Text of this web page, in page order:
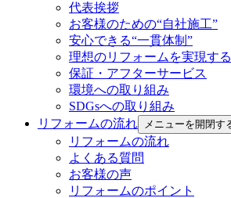
代表挨拶
お客様のための“自社施工”
安心できる“一貫体制”
理想のリフォームを実現す
保証・アフターサービス
環境への取り組み
SDGsへの取り組み
リフォームの流れ
メニューを開閉す
リフォームの流れ
よくある質問
お客様の声
リフォームのポイント